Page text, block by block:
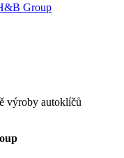
výroby autoklíčů